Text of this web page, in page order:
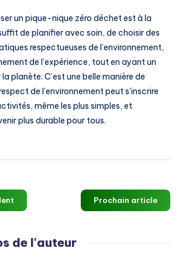
un pique-nique zéro déchet est à la
de planifier avec soin, de choisir des
respectueuses de l’environnement,
de l’expérience, tout en ayant un
planète. C’est une belle manière de
de l’environnement peut s’inscrire
même les plus simples, et
plus durable pour tous.
Prochain article
de l'auteur